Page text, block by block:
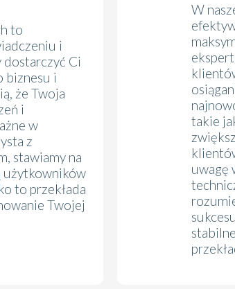
to
i
dostarczyć Ci
biznesu i
że Twoja
i
w
z
stawiamy na
użytkowników
to przekłada
Twojej
W
takie
uwagę